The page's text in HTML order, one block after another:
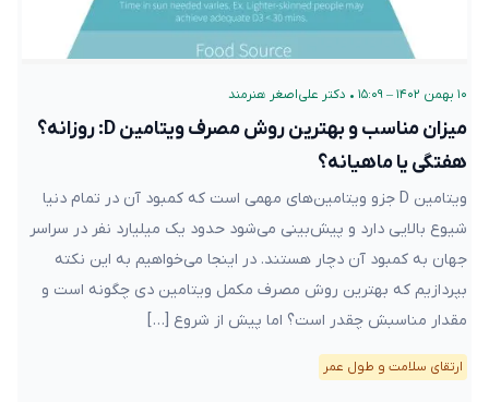
۱۰ بهمن ۱۴۰۲ – ۱۵:۰۹ • دکتر علی‌اصغر هنرمند
میزان مناسب و بهترین روش مصرف ویتامین D: روزانه؟
هفتگی یا ماهیانه؟
ویتامین D جزو ویتامین‌های مهمی است که کمبود آن در تمام دنیا
شیوع بالایی دارد و پیش‌بینی می‌شود حدود یک میلیارد نفر در سراسر
جهان به کمبود آن دچار هستند. در اینجا می‌خواهیم به این نکته
بپردازیم که بهترین روش مصرف مکمل ویتامین دی چگونه است و
مقدار مناسبش چقدر است؟ اما پیش از شروع […]
ارتقای سلامت و طول عمر